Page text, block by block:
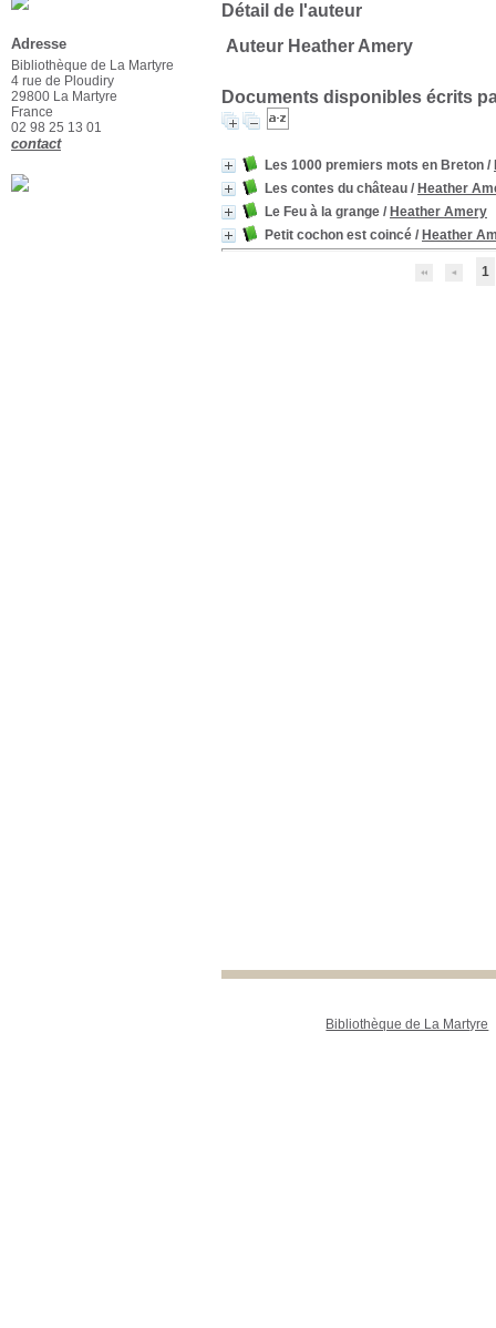
Détail de l'auteur
Auteur Heather Amery
Documents disponibles écrits
Les 1000 premiers mots en Breton /
Les contes du château / Heather
Le Feu à la grange / Heather Amery
Petit cochon est coincé / Heather
1
Bibliothèque de La Martyre
Adresse
Bibliothèque de La Martyre
4 rue de Ploudiry
29800 La Martyre
France
02 98 25 13 01
contact